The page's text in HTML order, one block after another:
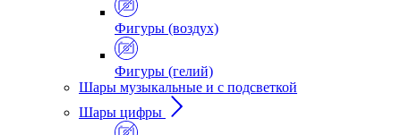
Фигуры (воздух)
Фигуры (гелий)
Шары музыкальные и с подсветкой
Шары цифры